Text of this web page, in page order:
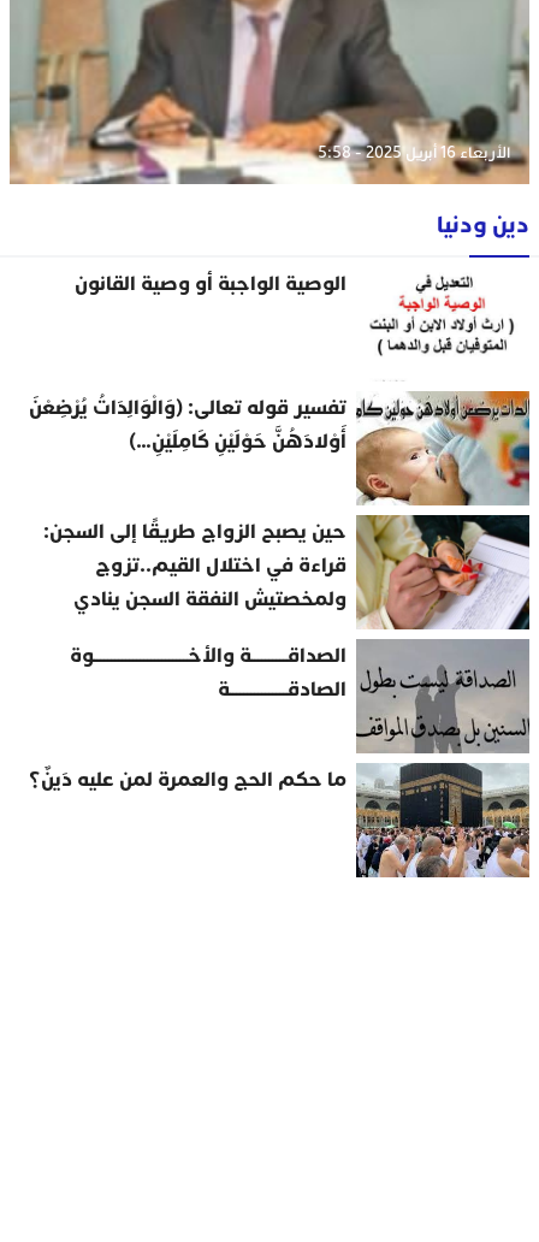
الأربعاء 16 أبريل 2025 - 5:58
دين ودنيا
الوصية الواجبة أو وصية القانون
تفسير قوله تعالى: (وَالْوَالِدَاتُ يُرْضِعْنَ
أَوْلادَهُنَّ حَوْلَيْنِ كَامِلَيْنِ…)
حين يصبح الزواج طريقًا إلى السجن:
قراءة في اختلال القيم..تزوج
ولمخصتيش النفقة السجن ينادي
الصداقــــــــــة والأخــــــــــــــــــــــــــوة
الصادقــــــــــــــــة
ما حكم الحج والعمرة لمن عليه دَينٌ؟